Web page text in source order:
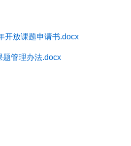
开放课题申请书.docx
题管理办法.docx